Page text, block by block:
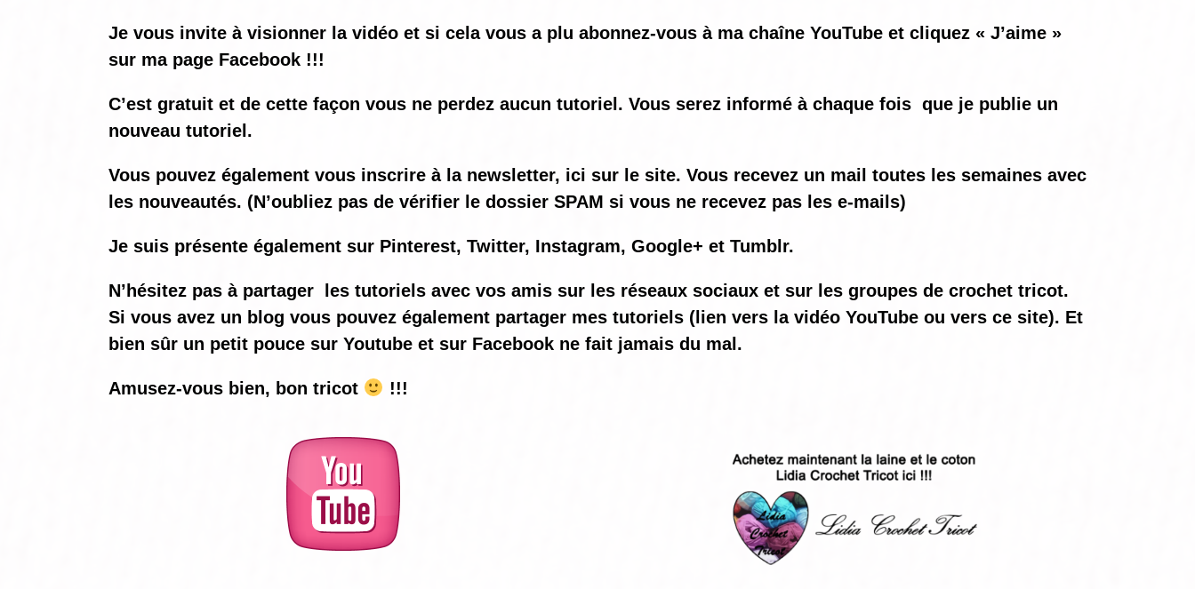
Je vous invite à visionner la vidéo et si cela vous a plu abonnez-vous à ma chaîne YouTube et cliquez « J’aime »
sur ma page Facebook !!!
C’est gratuit et de cette façon vous ne perdez aucun tutoriel. Vous serez informé à chaque fois que je publie un
nouveau tutoriel.
Vous pouvez également vous inscrire à la newsletter, ici sur le site. Vous recevez un mail toutes les semaines avec
les nouveautés. (N’oubliez pas de vérifier le dossier SPAM si vous ne recevez pas les e-mails)
Je suis présente également sur Pinterest, Twitter, Instagram, Google+ et Tumblr.
N’hésitez pas à partager les tutoriels avec vos amis sur les réseaux sociaux et sur les groupes de crochet tricot.
Si vous avez un blog vous pouvez également partager mes tutoriels (lien vers la vidéo YouTube ou vers ce site). Et
bien sûr un petit pouce sur Youtube et sur Facebook ne fait jamais du mal.
Amusez-vous bien, bon tricot !!!